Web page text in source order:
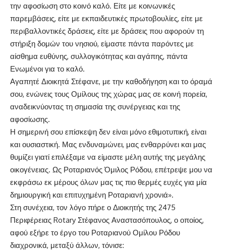
την αφοσίωση στο κοινό καλό. Είτε με κοινωνικές
παρεμβάσεις, είτε με εκπαιδευτικές πρωτοβουλίες, είτε με
περιβαλλοντικές δράσεις, είτε με δράσεις που αφορούν τη
στήριξη δομών του νησιού, είμαστε πάντα παρόντες με
αίσθημα ευθύνης, συλλογικότητας και αγάπης, πάντα
Ενωμένοι για το καλό.
Αγαπητέ Διοικητά Στέφανε, με την καθοδήγηση και το όραμά
σου, ενώνεις τους Ομίλους της χώρας μας σε κοινή πορεία,
αναδεικνύοντας τη σημασία της συνέργειας και της
αφοσίωσης.
Η σημερινή σου επίσκεψη δεν είναι μόνο εθιμοτυπική, είναι
και ουσιαστική. Μας ενδυναμώνει, μας ενθαρρύνει και μας
θυμίζει γιατί επιλέξαμε να είμαστε μέλη αυτής της μεγάλης
οικογένειας. Ως Ροταριανός Όμιλος Ρόδου, επέτρεψε μου να
εκφράσω εκ μέρους όλων μας τις πιο θερμές ευχές για μία
δημιουργική και επιτυχημένη Ροταριανή χρονιά».
Στη συνέχεια, τον λόγο πήρε ο Διοικητής της 2475
Περιφέρειας Rotary Στέφανος Αναστασόπουλος, ο οποίος,
αφού εξήρε το έργο του Ροταριανού Ομίλου Ρόδου
διαχρονικά, μεταξύ άλλων, τόνισε: